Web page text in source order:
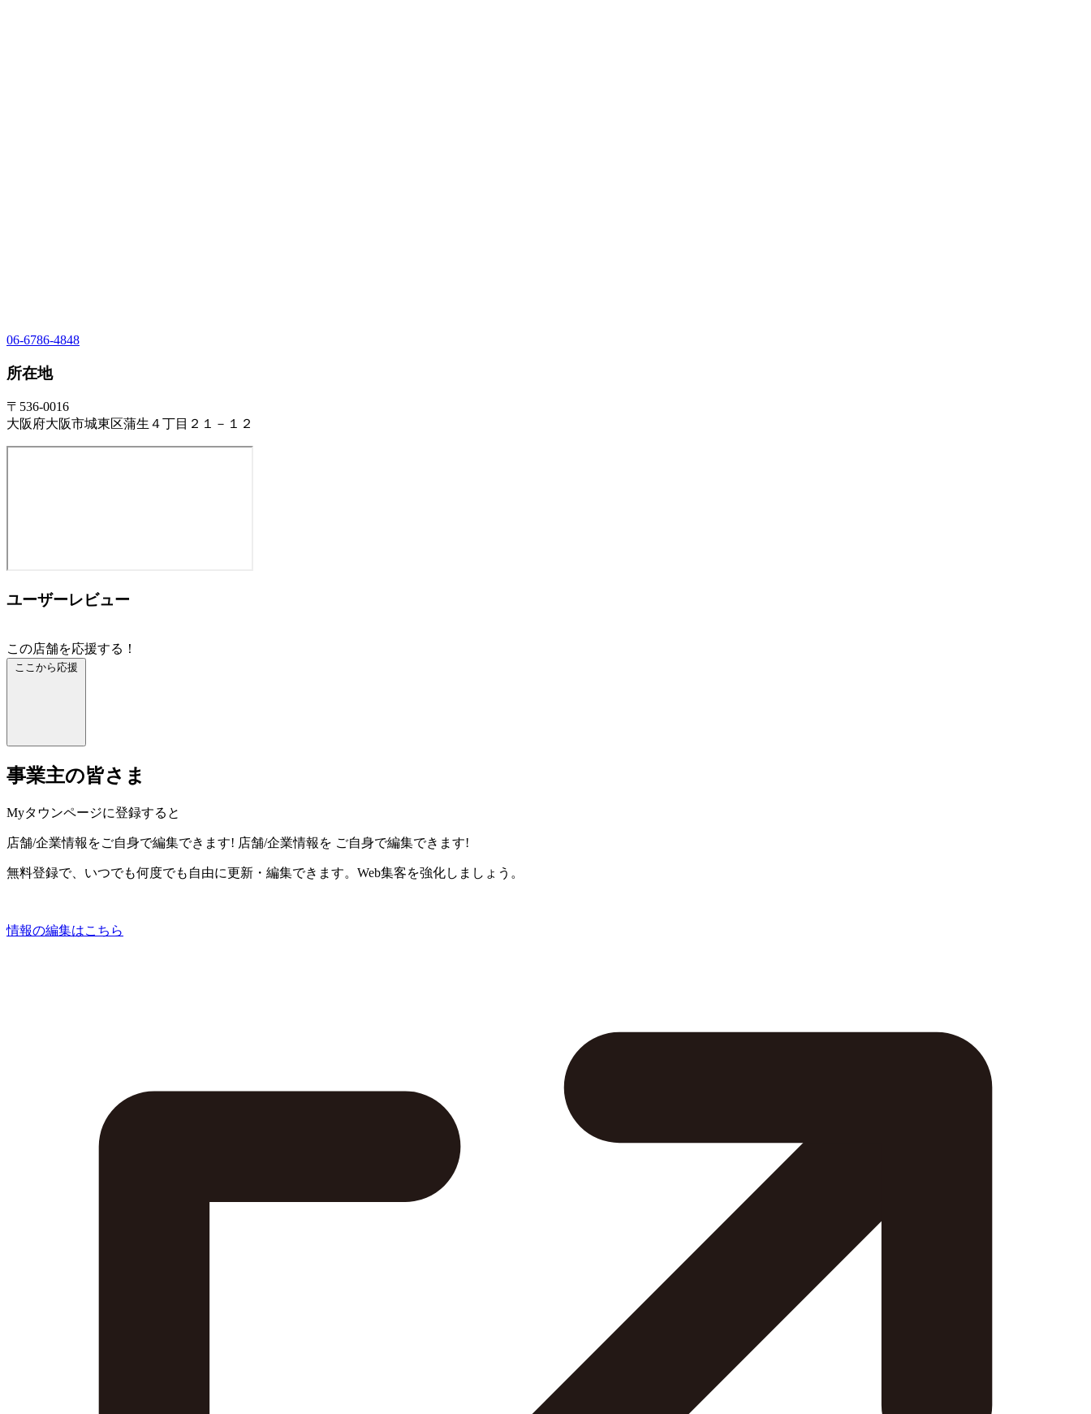
06-6786-4848
所在地
〒536-0016
大阪府大阪市城東区蒲生４丁目２１－１２
ユーザーレビュー
この店舗を応援する！
ここから応援
事業主の皆さま
Myタウンページに登録すると
店舗/企業情報をご自身で編集できます! 店舗/企業情報を ご自身で編集できます!
無料登録で、いつでも何度でも自由に更新・編集できます。Web集客を強化しましょう。
情報の編集はこちら